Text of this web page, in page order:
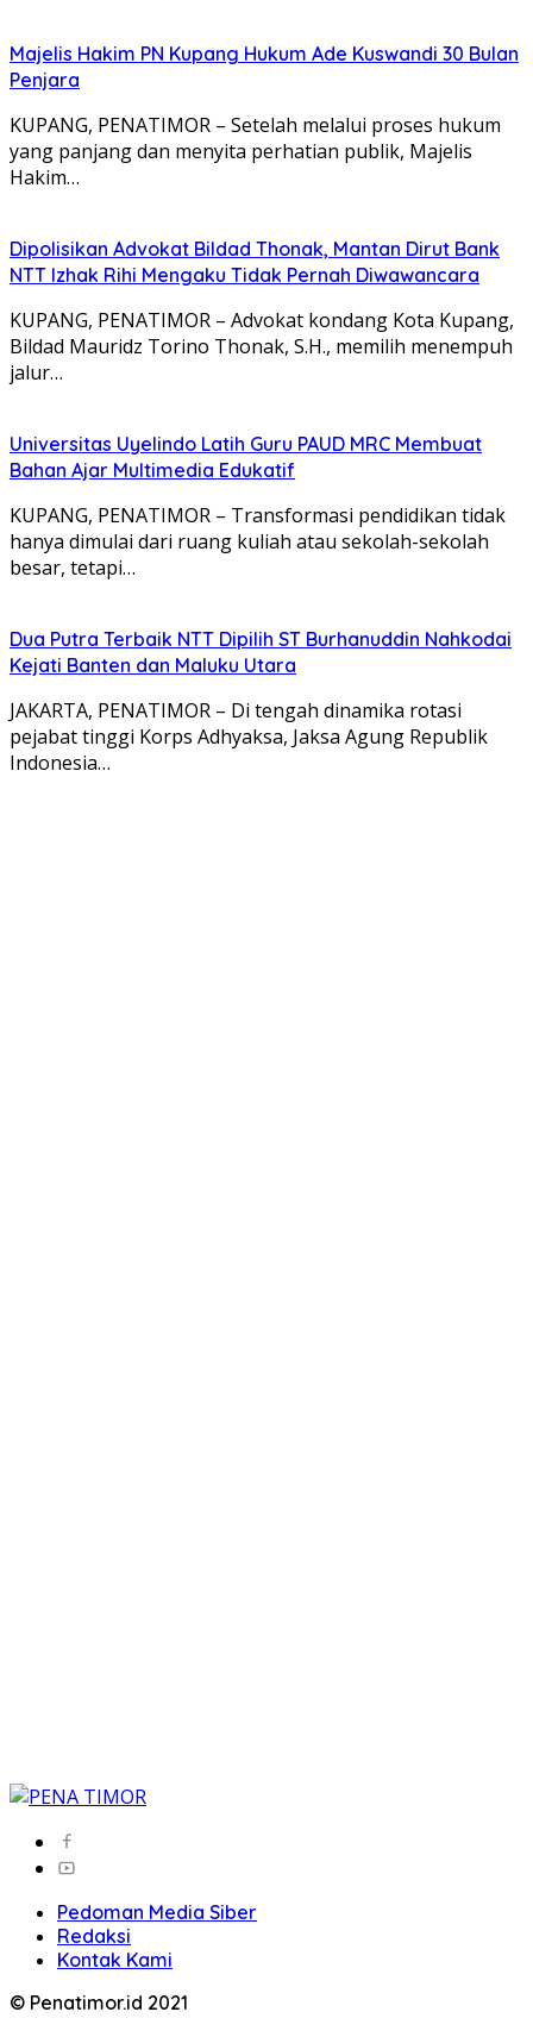
Majelis Hakim PN Kupang Hukum Ade Kuswandi 30 Bulan
Penjara
KUPANG, PENATIMOR – Setelah melalui proses hukum
yang panjang dan menyita perhatian publik, Majelis
Hakim…
Dipolisikan Advokat Bildad Thonak, Mantan Dirut Bank
NTT Izhak Rihi Mengaku Tidak Pernah Diwawancara
KUPANG, PENATIMOR – Advokat kondang Kota Kupang,
Bildad Mauridz Torino Thonak, S.H., memilih menempuh
jalur…
Universitas Uyelindo Latih Guru PAUD MRC Membuat
Bahan Ajar Multimedia Edukatif
KUPANG, PENATIMOR – Transformasi pendidikan tidak
hanya dimulai dari ruang kuliah atau sekolah-sekolah
besar, tetapi…
Dua Putra Terbaik NTT Dipilih ST Burhanuddin Nahkodai
Kejati Banten dan Maluku Utara
JAKARTA, PENATIMOR – Di tengah dinamika rotasi
pejabat tinggi Korps Adhyaksa, Jaksa Agung Republik
Indonesia…
Pedoman Media Siber
Redaksi
Kontak Kami
© Penatimor.id 2021